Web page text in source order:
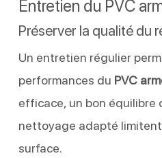
Entretien du PVC
Préserver la qualité du
Un entretien régulier
performances du PVC
efficace, un bon équilibre
nettoyage adapté
surface.